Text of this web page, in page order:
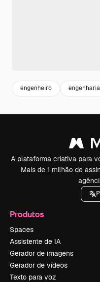
engenheiro engenharia
A plataforma criativa para
Mais de 1 milhão de
Produtos
Spaces
Assistente de IA
Gerador de imagens
Gerador de vídeos
Texto para voz